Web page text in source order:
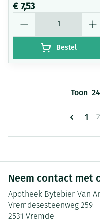
€ 7,53
Bestel
U
1 2
Toon
Neem contact met
Apotheek Bytebier-Van
Vremdesesteenweg 259
2531 Vremde